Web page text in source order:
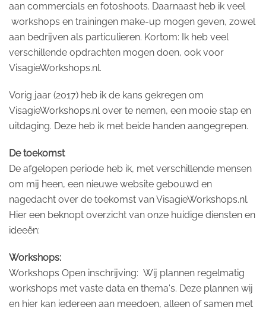
aan commercials en fotoshoots. Daarnaast heb ik veel
workshops en trainingen make-up mogen geven, zowel
aan bedrijven als particulieren. Kortom: Ik heb veel
verschillende opdrachten mogen doen, ook voor
VisagieWorkshops.nl.
Vorig jaar (2017) heb ik de kans gekregen om
VisagieWorkshops.nl over te nemen, een mooie stap en
uitdaging. Deze heb ik met beide handen aangegrepen.
De toekomst
De afgelopen periode heb ik, met verschillende mensen
om mij heen, een nieuwe website gebouwd en
nagedacht over de toekomst van VisagieWorkshops.nl.
Hier een beknopt overzicht van onze huidige diensten en
ideeën:
Workshops:
Workshops Open inschrijving: Wij plannen regelmatig
workshops met vaste data en thema's. Deze plannen wij
en hier kan iedereen aan meedoen, alleen of samen met